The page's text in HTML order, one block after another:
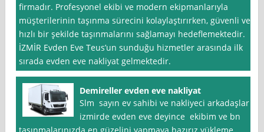
firmadır. Profesyonel ekibi ve modern ekipmanlarıyla
müşterilerinin taşınma sürecini kolaylaştırırken, güvenli ve
hızlı bir şekilde taşınmalarını sağlamayı hedeflemektedir.
İZMİR Evden Eve Teus’un sunduğu hizmetler arasında ilk
sırada evden eve nakliyat gelmektedir.
Demireller evden eve nakliyat
Slm sayın ev sahibi ve nakliyeci arkadaşlar
izmirde evden eve deyince ekibim ve bn